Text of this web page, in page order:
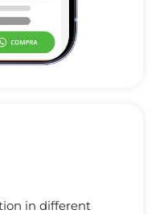
in different